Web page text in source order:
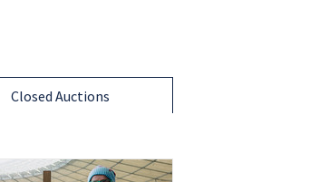
Closed Auctions